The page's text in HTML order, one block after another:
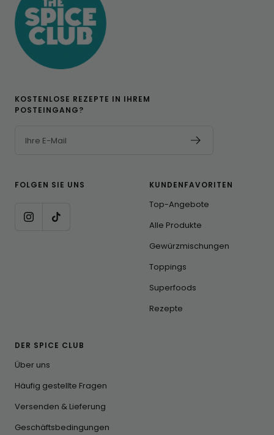
KOSTENLOSE REZEPTE IN IHREM
POSTEINGANG?
Ihre E-Mail
FOLGEN SIE UNS KUNDENFAVORITEN
Top-Angebote
Alle Produkte
Gewürzmischungen
Toppings
Superfoods
Rezepte
DER SPICE CLUB
Über uns
Häufig gestellte Fragen
Versenden & Lieferung
Geschäftsbedingungen